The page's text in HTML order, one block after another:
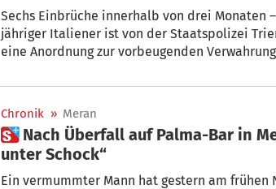
Sechs Einbrüche innerhalb von drei Monaten – in ein und dieselbe Spielhalle: Ein 36-
jähriger Italiener ist von der Staatspolizei
eine Anordnung zur vorbeugenden Verwahrungshaft infolge umfangreicher
Chronik » Meran
 Nach Überfall auf Palma-Bar in Meran: „Meine Kollegin steht
unter Schock“
Ein vermummter Mann hat gestern am frühen